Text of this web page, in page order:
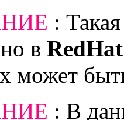
:
в
может
: В